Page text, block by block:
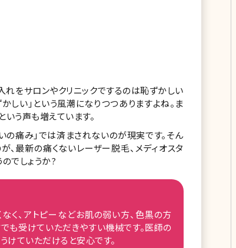
をサロンやクリニックでするのは恥ずかしい
しい」という風潮になりつつありますよね。ま
う声も増えています。
の痛み」では済まされないのが現実です。そん
最新の痛くないレーザー脱毛、メディオスタ
でしょうか?
く、アトピーなどお肌の弱い方、色黒の方
も受けていただきやすい機械です。医師の
ていただけると安心です。